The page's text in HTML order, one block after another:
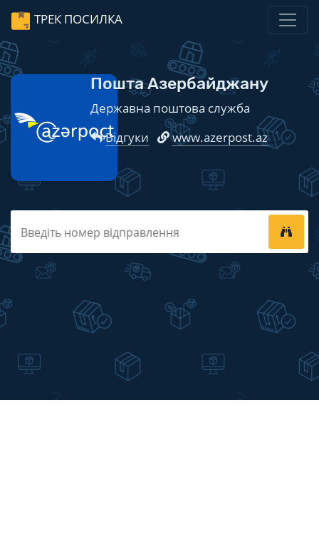
ТРЕК ПОСИЛКА
Пошта Азербайджану
Державна поштова служба
Відгуки
www.azerpost.az